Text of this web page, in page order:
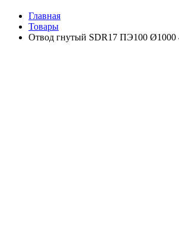
Главная
Товары
Отвод гнутый SDR17 ПЭ100 Ø1000